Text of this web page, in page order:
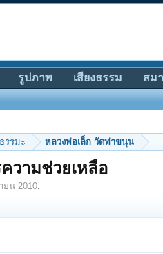
รรมะ หลวงพ่อเล็ก วัดท่าขนุน
วามช่วยเหลือ
ยน 2010.
รูปภาพ เสียงธรรม สม